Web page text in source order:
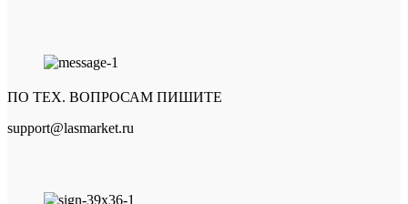
ПО ТЕХ. ВОПРОСАМ ПИШИТЕ
support@lasmarket.ru